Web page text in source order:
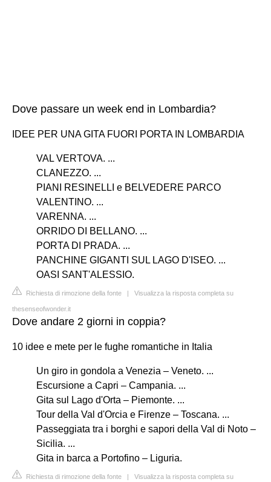
Dove passare un week end in Lombardia?
IDEE PER UNA GITA FUORI PORTA IN LOMBARDIA
VAL VERTOVA. ...
CLANEZZO. ...
PIANI RESINELLI e BELVEDERE PARCO
VALENTINO. ...
VARENNA. ...
ORRIDO DI BELLANO. ...
PORTA DI PRADA. ...
PANCHINE GIGANTI SUL LAGO D'ISEO. ...
OASI SANT'ALESSIO.
Richiesta di rimozione della fonte | Visualizza la risposta completa su
thesenseofwonder.it
Dove andare 2 giorni in coppia?
10 idee e mete per le fughe romantiche in Italia
Un giro in gondola a Venezia – Veneto. ...
Escursione a Capri – Campania. ...
Gita sul Lago d'Orta – Piemonte. ...
Tour della Val d'Orcia e Firenze – Toscana. ...
Passeggiata tra i borghi e sapori della Val di Noto –
Sicilia. ...
Gita in barca a Portofino – Liguria.
Richiesta di rimozione della fonte | Visualizza la risposta completa su